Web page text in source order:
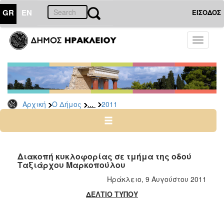
GR EN ΕΙΣΟΔΟΣ
Toggle
Αρχική Ο Δήμος ... 2011
ΔΗΜΟΣ
Δελτία
Τύπου
Αρχείο
2026
2024
2022
Διακοπή κυκλοφορίας σε τμήμα της οδού
Ταξιάρχου Μαρκοπούλου
Ηράκλειο, 9 Αυγούστου 2011
ΔΕΛΤΙΟ ΤΥΠΟΥ